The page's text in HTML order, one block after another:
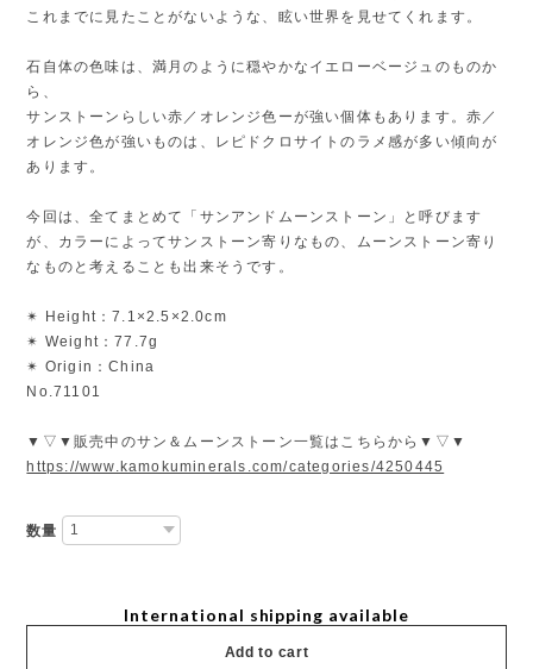
これまでに見たことがないような、眩い世界を見せてくれます。
石自体の色味は、満月のように穏やかなイエローベージュのものか
ら、
サンストーンらしい赤／オレンジ色ーが強い個体もあります。赤／
オレンジ色が強いものは、レピドクロサイトのラメ感が多い傾向が
あります。
今回は、全てまとめて「サンアンドムーンストーン」と呼びます
が、カラーによってサンストーン寄りなもの、ムーンストーン寄り
なものと考えることも出来そうです。
✴︎ Height：7.1×2.5×2.0cm
✴︎ Weight：77.7g
✴︎ Origin：China
No.71101
▼▽▼販売中のサン＆ムーンストーン一覧はこちらから▼▽▼
https://www.kamokuminerals.com/categories/4250445
数量
International shipping available
Add to cart